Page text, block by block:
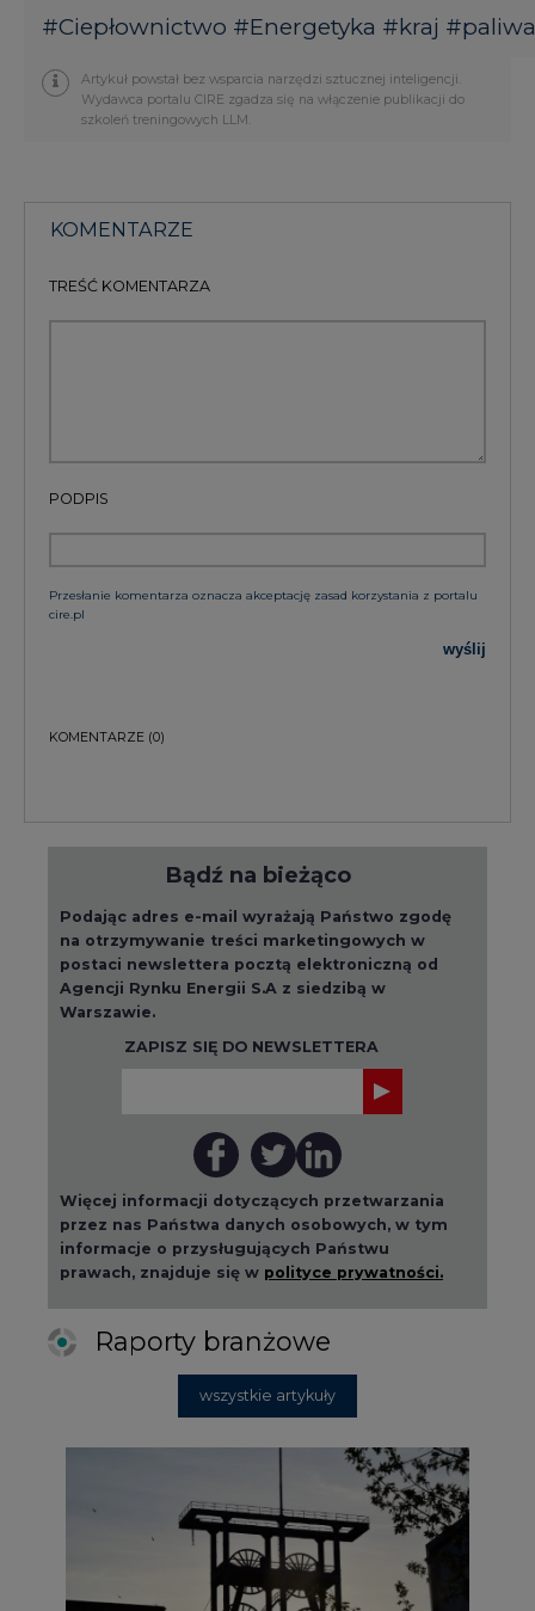
szkoleń treningowych LLM.
KOMENTARZE
Przesłanie komentarza oznacza akceptację zasad korzystania z portalu
Podając adres e-mail wyrażają Państwo zgodę
na otrzymywanie treści marketingowych w
postaci newslettera pocztą elektroniczną od
Agencji Rynku Energii S.A z siedzibą w
Warszawie.
ZAPISZ SIĘ DO NEWSLETTERA
Więcej informacji dotyczących przetwarzania
przez nas Państwa danych osobowych, w tym
informacje o przysługujących Państwu
prawach, znajduje się w polityce prywatności.
Raporty branżowe
2026-08-01 14:30
Czy na Górnym Śląsku będzie "życie